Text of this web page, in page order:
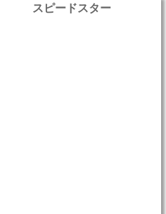
スピードスター